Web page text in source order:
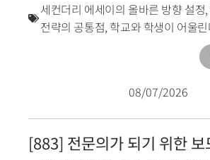
세컨더리 에세이의 올바른 방향 설정,
전략의 공통점, 학교와 학생이 어울
08/07/2026
[883] 전문의가 되기 위한 보